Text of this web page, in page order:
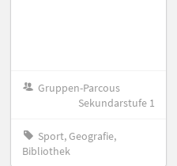
Gruppen-Parcous
Sekundarstufe 1
Sport, Geografie,
Bibliothek